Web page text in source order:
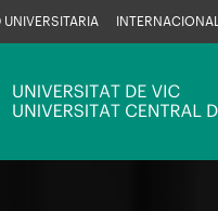
INTERNACIONAL